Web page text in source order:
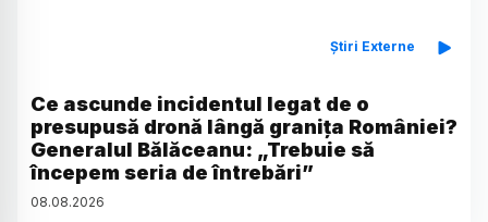
Știri Externe
Ce ascunde incidentul legat de o
presupusă dronă lângă granița României?
Generalul Bălăceanu: „Trebuie să
începem seria de întrebări”
08.08.2026